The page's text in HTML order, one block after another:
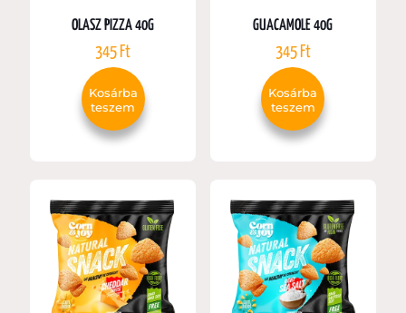
OLASZ PIZZA 40G
345 Ft
Kosárba
teszem
GUACAMOLE 40G
345 Ft
Kosárba
teszem